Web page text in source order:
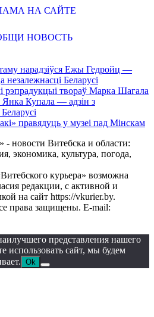
НА САЙТЕ
НОВОСТЬ
нарадзіўся Ежы Гедройц —
Беларусі
рэпрадукцыі твораў Марка Шагала
Янка Купала — адзін з
правядуць у музеі пад Мінскам
- новости Витебска и области:
экономика, культура, погода,
курьера» возможна
редакции, с активной и
на сайт https://vkurier.by.
права защищены. E-mail:
представления нашего
использовать сайт, мы будем
Ok